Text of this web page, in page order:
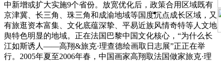
中新增或扩大实施9个省份。放宽优化后，政策合用区域既有
京津冀、长三角、珠三角和成渝地域等国度沉点成长区域，又
有旅逛资本富集、文化底蕴深挚、平易近族风情奇特等人文地
舆特色明显的地域。正在法国巴黎中国文化核心，“为什么长
江如斯诱人——高翔&旅克·理查德绘画取日志展”正正在举
行。2005年夏至2006年春，中国画家高翔取法国做家旅克·理